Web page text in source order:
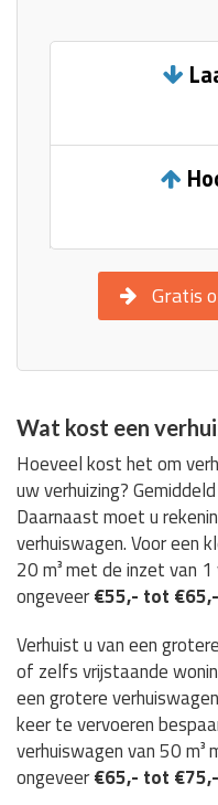
Gratis
Wat kost een
Hoeveel kost het om
uw verhuizing?
Daarnaast moet u
verhuiswagen. Voor een
20 m³ met de inzet van
ongeveer€55,- tot €65,-
Verhuist u van een
of zelfs vrijstaande
een grotere
keer te vervoeren
verhuiswagen van 50
ongeveer€65,- tot €75,-